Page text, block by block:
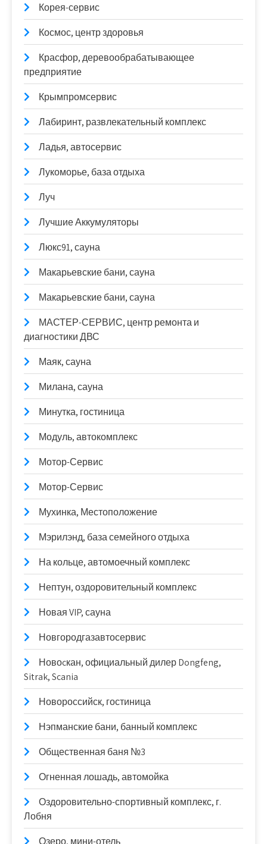
Корея-сервис
Космос, центр здоровья
Красфор, деревообрабатывающее
предприятие
Крымпромсервис
Лабиринт, развлекательный комплекс
Ладья, автосервис
Лукоморье, база отдыха
Луч
Лучшие Аккумуляторы
Люкс91, сауна
Макарьевские бани, сауна
Макарьевские бани, сауна
МАСТЕР-СЕРВИС, центр ремонта и
диагностики ДВС
Маяк, сауна
Милана, сауна
Минутка, гостиница
Модуль, автокомплекс
Мотор-Сервис
Мотор-Сервис
Мухинка, Местоположение
Мэрилэнд, база семейного отдыха
На кольце, автомоечный комплекс
Нептун, оздоровительный комплекс
Новая VIP, сауна
Новгородгазавтосервис
Новоcкан, официальный дилер Dongfeng,
Sitrak, Scania
Новороссийск, гостиница
Нэпманские бани, банный комплекс
Общественная баня №3
Огненная лошадь, автомойка
Оздоровительно-спортивный комплекс, г.
Лобня
Озеро, мини-отель